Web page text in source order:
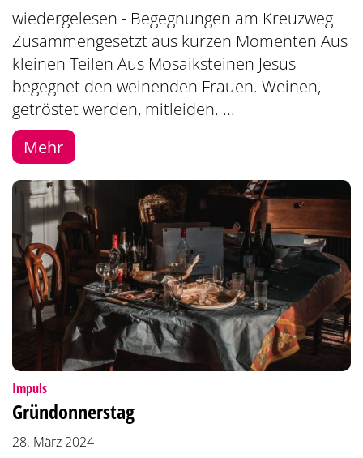
wiedergelesen - Begegnungen am Kreuzweg
Zusammengesetzt aus kurzen Momenten Aus
kleinen Teilen Aus Mosaiksteinen Jesus
begegnet den weinenden Frauen. Weinen,
getröstet werden, mitleiden. ...
Mehr
Impuls:
Gründonnerstag
28. März 2024